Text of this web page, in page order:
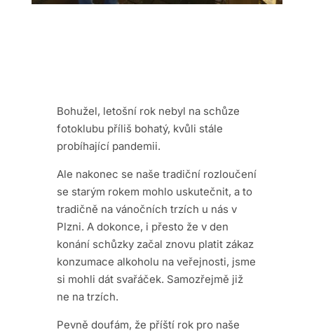
Bohužel, letošní rok nebyl na schůze
fotoklubu příliš bohatý, kvůli stále
probíhající pandemii.
Ale nakonec se naše tradiční rozloučení
se starým rokem mohlo uskutečnit, a to
tradičně na vánočních trzích u nás v
Plzni. A dokonce, i přesto že v den
konání schůzky začal znovu platit zákaz
konzumace alkoholu na veřejnosti, jsme
si mohli dát svařáček. Samozřejmě již
ne na trzích.
Pevně doufám, že příští rok pro naše